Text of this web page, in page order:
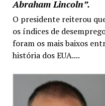
Abraham Lincoln”.
O presidente reiterou
os índices de
foram os mais baixos
história dos EUA....